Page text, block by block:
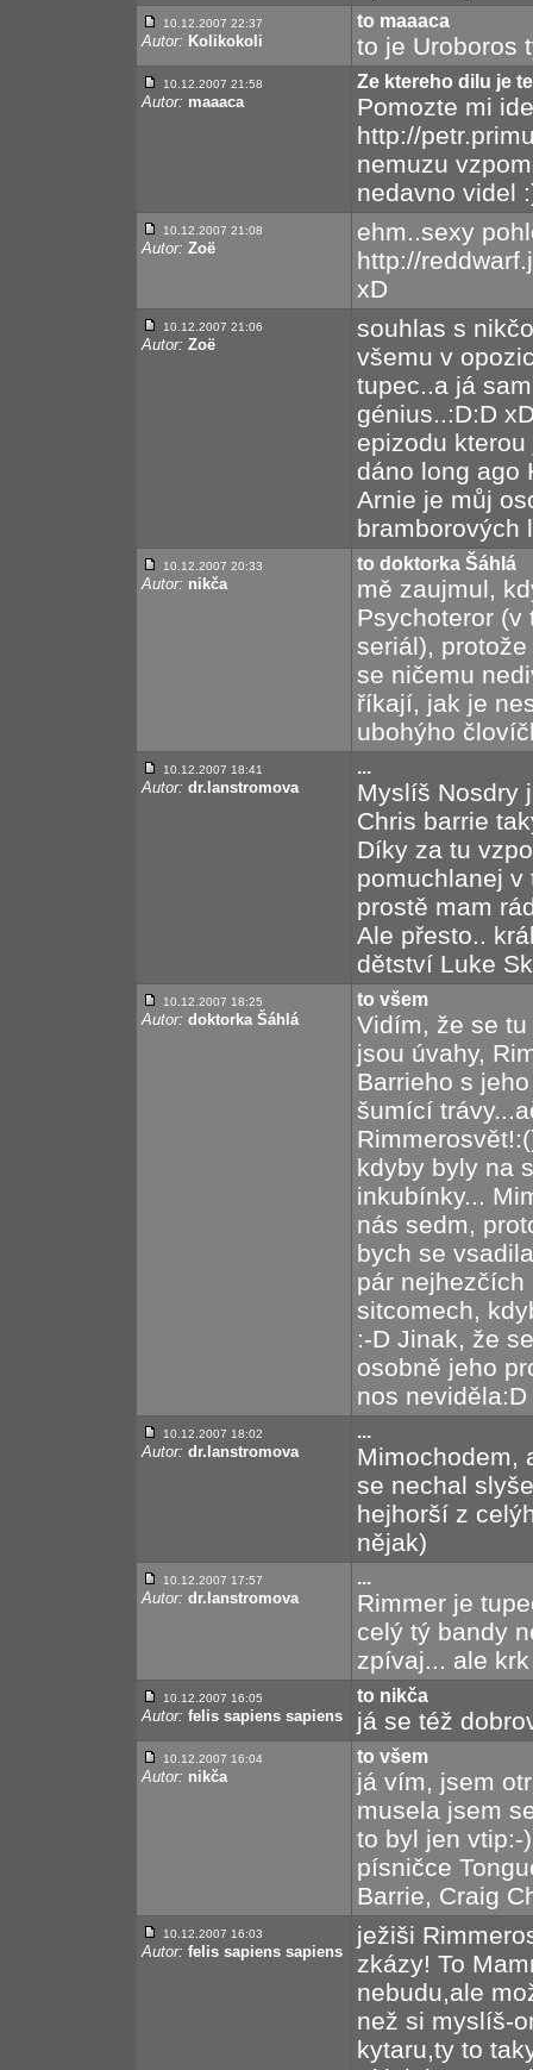
10.12.2007 22:37
Autor: Kolikokoli
to maaaca
to je Uroboros
10.12.2007 21:58
Autor: maaaca
Ze ktereho dilu je
Pomozte mi
http://
nemuzu
nedavno videl
10.12.2007 21:08
Autor: Zoë
ehm..sexy
http://
xD
10.12.2007 21:06
Autor: Zoë
souhlas s
všemu v
tupec..a já
génius..:D:D
epizodu
dáno long ago
Arnie je můj
bramborových
10.12.2007 20:33
Autor: nikča
to doktorka Šáhlá
mě zaujmul,
Psychoteror (v
seriál),
se ničemu
říkají, jak je
ubohýho
10.12.2007 18:41
Autor: dr.lanstromova
...
Myslíš Nosdry
Chris barrie
Díky za tu
pomuchlanej
prostě mam
Ale přesto..
dětství Luke
10.12.2007 18:25
Autor: doktorka Šáhlá
to všem
Vidím, že se
jsou úvahy,
Barrieho s
šumící
kdyby byly na
inkubínky...
nás sedm,
bych se
pár
sitcomech,
:-D Jinak, že
osobně jeho
nos neviděla:D
10.12.2007 18:02
Autor: dr.lanstromova
...
Mimochodem,
se nechal
hejhorší z
nějak)
10.12.2007 17:57
Autor: dr.lanstromova
...
Rimmer je
celý tý bandy
zpívaj... ale
10.12.2007 16:05
Autor: felis sapiens sapiens
to nikča
já se též
10.12.2007 16:04
Autor: nikča
to všem
já vím, jsem
musela jsem
to byl jen vtip:-
písničce
Barrie, Craig
10.12.2007 16:03
Autor: felis sapiens sapiens
ježiši
zkázy! To
nebudu,ale
než si myslíš-
kytaru,ty to